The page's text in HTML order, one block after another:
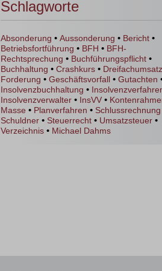
Schlagworte
Absonderung • Aussonderung • Bericht •
Betriebsfortführung • BFH • BFH-
Rechtsprechung • Buchführungspflicht •
Buchhaltung • Crashkurs • Dreifachumsatz
Forderung • Geschäftsvorfall • Gutachten
Insolvenzbuchhaltung •
Insolvenzverwalter • InsVV •
Masse • Planverfahren • Schlussrechnung
Schuldner • Steuerrecht • Umsatzsteuer •
Verzeichnis • Michael Dahms